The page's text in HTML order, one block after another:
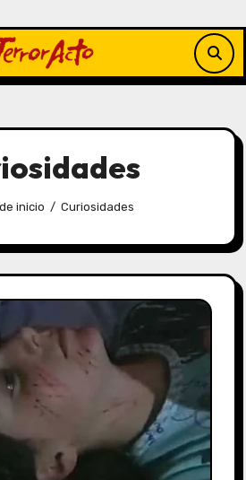
inicio Curiosidades